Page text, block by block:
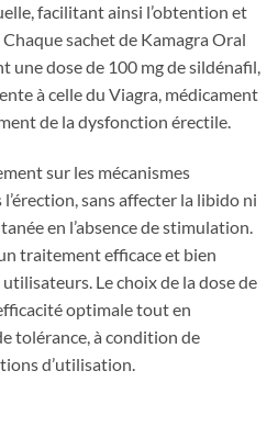
facilitant ainsi l’obtention et
sachet de Kamagra Oral
une dose de 100 mg de sildénafil,
à celle du Viagra, médicament
de la dysfonction érectile.
sur les mécanismes
sans affecter la libido ni
en l’absence de stimulation.
traitement efficace et bien
Le choix de la dose de
optimale tout en
tolérance, à condition de
d’utilisation.